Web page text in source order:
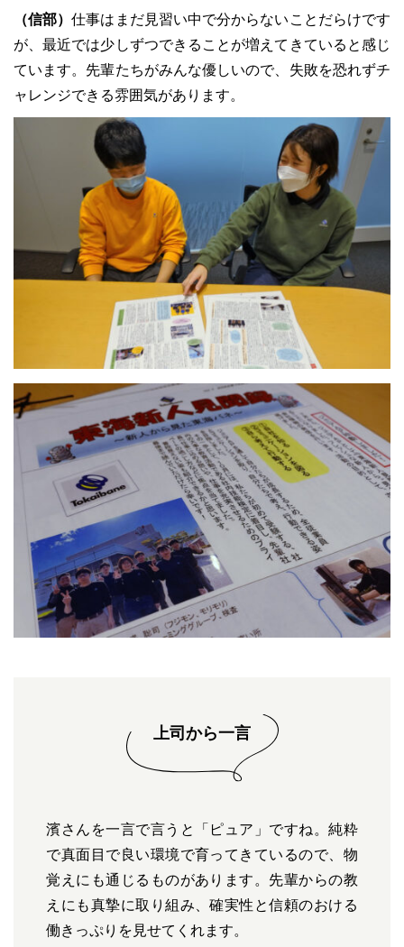
（信部）仕事はまだ見習い中で分からないことだらけです
が、最近では少しずつできることが増えてきていると感じ
ています。先輩たちがみんな優しいので、失敗を恐れずチ
ャレンジできる雰囲気があります。
上司から一言
濱さんを一言で言うと「ピュア」ですね。純粋
で真面目で良い環境で育ってきているので、物
覚えにも通じるものがあります。先輩からの教
えにも真摯に取り組み、確実性と信頼のおける
働きっぷりを見せてくれます。